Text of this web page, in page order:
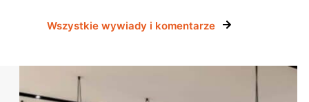
Wszystkie wywiady i komentarze